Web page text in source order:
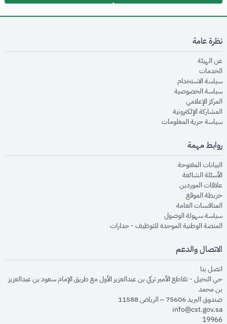
نظرة عامة
عن الهيئةopens in new window
الخدماتopens in new window
سياسة الاستخدام
سياسة الخصوصيةopens in new window
المركز الإعلاميopens in new window
المشاركة الإلكترونيةopens in new window
سياسة حرية المعلوماتopens in new window
روابط مهمة
البيانات المفتوحةopens in new window
الأسئلة الشائعةopens in new window
علاقات الموردينopens in new window
خريطة الموقعopens in new window
المنافسات العامةopens in new window
سياسة سهولة الوصولopens in new window
المنصة الوطنية الموحدة للتوظيف - جداراتopens in new window
الاتصال والدعم
اتصل بنا
حي النخيل - تقاطع الأمير تركي بن عبدالعزيز الأول مع طريق الإمام سعود بن عبدالعزيز
بن محمد
صندوق البريد 75606 – الرياض 11588
info@cst.gov.sa
19966